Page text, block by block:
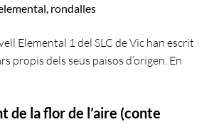
, rondalles
Elemental 1 del SLC de Vic han escrit
propis dels seus països d’origen. En
de la flor de l’aire (conte